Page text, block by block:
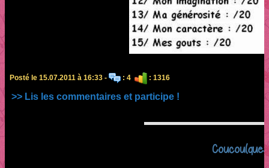
Posté le 15.07.2011 à 16:33 - : 4 : 1316
>> Lis les commentaires et participe !